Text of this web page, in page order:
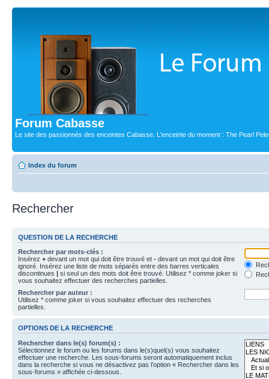
Forum Cabasse
Le site des passionnés des enceintes Cabasse. L'enceinte du moment : The Pearl
Index du forum
Rechercher
QUESTION DE LA RECHERCHE
Rechercher par mots-clés :
Insérez + devant un mot qui doit être trouvé et - devant un mot qui doit être
ignoré. Insérez une liste de mots séparés entre des barres verticales
discontinues | si seul un des mots doit être trouvé. Utilisez * comme joker si
vous souhaitez effectuer des recherches partielles.
Rechercher par auteur :
Utilisez * comme joker si vous souhaitez effectuer des recherches
partielles.
OPTIONS DE LA RECHERCHE
Rechercher dans le(s) forum(s) :
Sélectionnez le forum ou les forums dans le(s)quel(s) vous souhaitez
effectuer une recherche. Les sous-forums seront automatiquement inclus
dans la recherche si vous ne désactivez pas l’option « Rechercher dans les
sous-forums » affichée ci-dessous.